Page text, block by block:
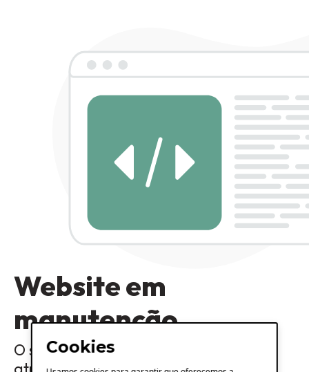
Website em
manutenção
O serviço SOL está a realizar algumas
Cookies